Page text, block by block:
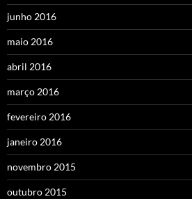
junho 2016
maio 2016
abril 2016
março 2016
fevereiro 2016
janeiro 2016
novembro 2015
outubro 2015